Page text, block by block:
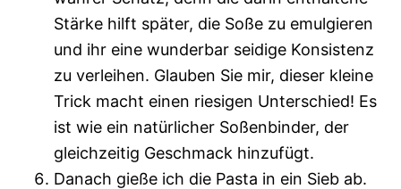
Stärke hilft später, die Soße zu emulgieren
und ihr eine wunderbar seidige Konsistenz
zu verleihen. Glauben Sie mir, dieser kleine
Trick macht einen riesigen Unterschied! Es
ist wie ein natürlicher Soßenbinder, der
gleichzeitig Geschmack hinzufügt.
Danach gieße ich die Pasta in ein Sieb ab.